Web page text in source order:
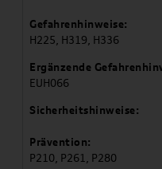
Gefahrenhinweise:
H225, H319, H336
Ergänzende
EUH066
Sicherheitshinweise:
Prävention:
P210, P261, P280